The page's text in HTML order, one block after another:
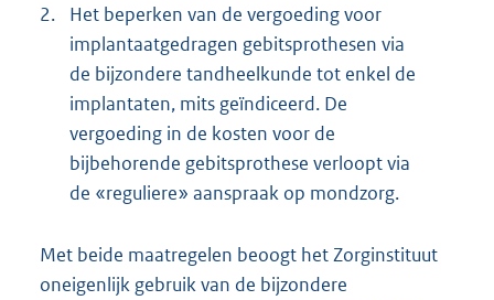
2.
Het beperken van de vergoeding voor
implantaatgedragen gebitsprothesen via
de bijzondere tandheelkunde tot enkel de
implantaten, mits geïndiceerd. De
vergoeding in de kosten voor de
bijbehorende gebitsprothese verloopt via
de «reguliere» aanspraak op mondzorg.
Met beide maatregelen beoogt het Zorginstituut
oneigenlijk gebruik van de bijzondere